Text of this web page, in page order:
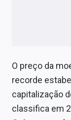
Conteúdo de Marca
Sobre
O preço da
recorde
capitalização
classifica em